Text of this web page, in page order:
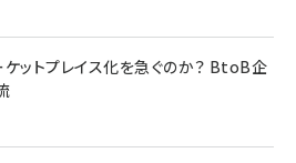
ットプレイス化を急ぐのか？ BtoB企